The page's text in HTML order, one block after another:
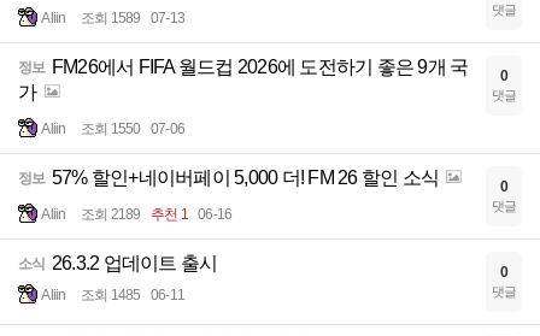
Aliin 조회 1589 07-13 댓글
정보 FM26에서 FIFA 월드컵 2026에 도전하기 좋은 9개 국
가
Aliin 조회 1550 07-06
0
댓글
정보 57% 할인+네이버페이 5,000 더! FM 26 할인 소식
Aliin 조회 2189 추천 1 06-16
0
댓글
소식 26.3.2 업데이트 출시
Aliin 조회 1485 06-11
0
댓글